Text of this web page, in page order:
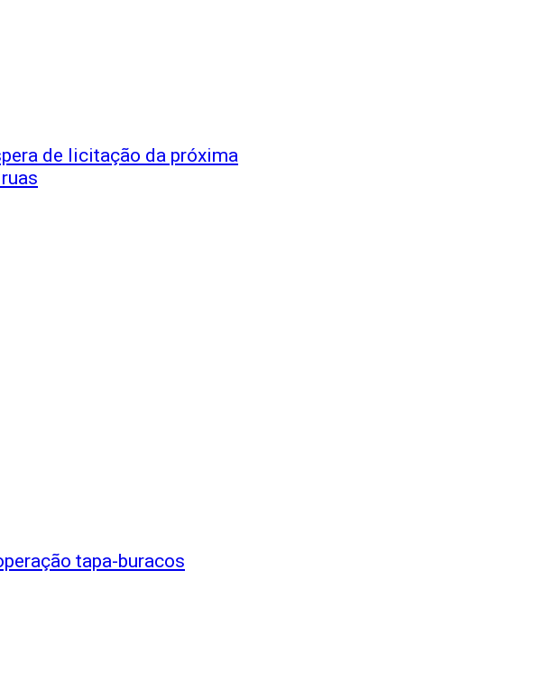
de licitação da próxima
tapa-buracos